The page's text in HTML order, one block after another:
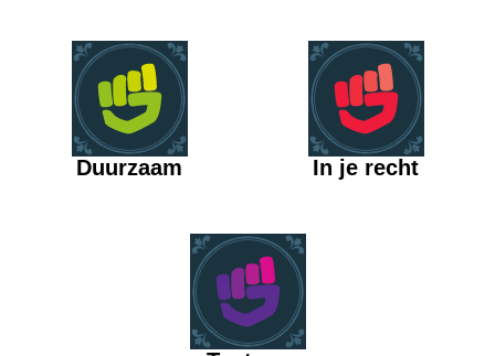
Duurzaam In je recht